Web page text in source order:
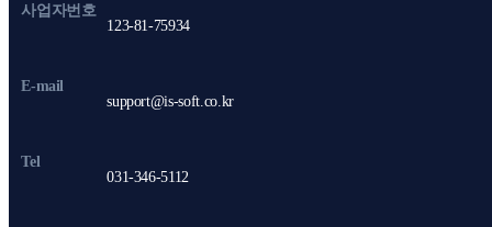
사업자번호
123-81-75934
E-mail
support@is-soft.co.kr
Tel
031-346-5112